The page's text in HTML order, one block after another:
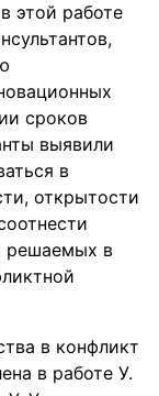
этой работе
сроков
выявили
в
открытости
решаемых в
в конфликт
в работе У.